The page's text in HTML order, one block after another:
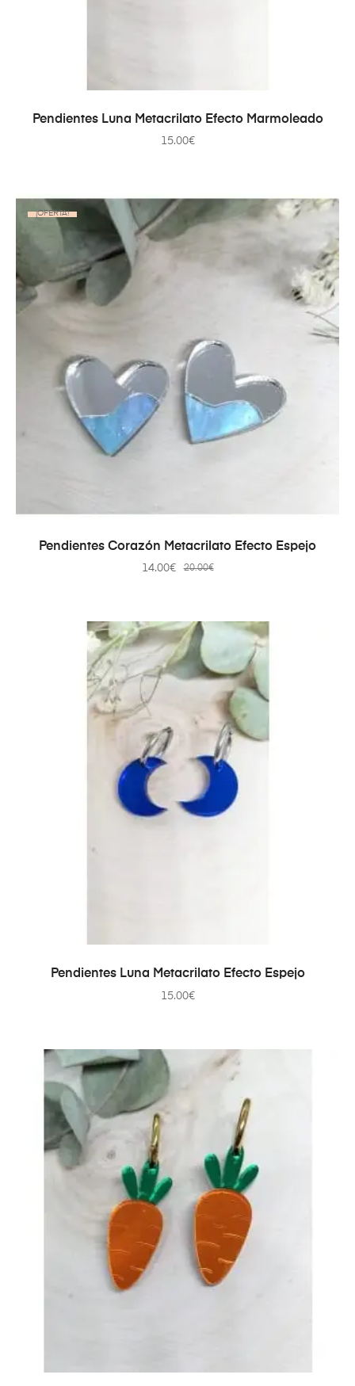
SELECCIONAR OPCIONES
Pendientes Luna Metacrilato Efecto Marmoleado
15.00€
¡OFERTA!
AÑADIR AL CARRITO
Pendientes Corazón Metacrilato Efecto Espejo
20.00€
14.00€
SELECCIONAR OPCIONES
Pendientes Luna Metacrilato Efecto Espejo
15.00€